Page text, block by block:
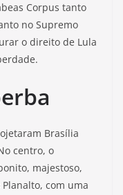
Corpus tanto
no Supremo
o direito de Lula
Brasília
centro, o
majestoso,
com uma